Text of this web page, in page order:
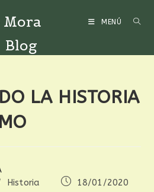
MENÚ
Blog
LA HISTORIA
Historia 18/01/2020